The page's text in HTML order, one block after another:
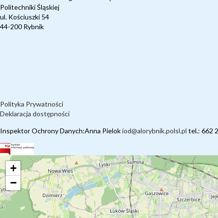
Politechniki Śląskiej
ul. Kościuszki 54
44-200 Rybnik
Polityka Prywatności
Deklaracja dostępności
Inspektor Ochrony Danych:Anna Pielokiod@alorybnik.polsl.pl tel.: 662
+
−